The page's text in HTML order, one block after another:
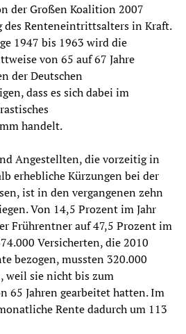
der Großen Koalition 2007
des Renteneintrittsalters in Kraft.
1947 bis 1963 wird die
von 65 auf 67 Jahre
der Deutschen
dass es sich dabei im
handelt.
Angestellten, die vorzeitig in
erhebliche Kürzungen bei der
ist in den vergangenen zehn
Von 14,5 Prozent im Jahr
Frührentner auf 47,5 Prozent im
Versicherten, die 2010
bezogen, mussten 320.000
weil sie nicht bis zum
65 Jahren gearbeitet hatten. Im
Rente dadurch um 113